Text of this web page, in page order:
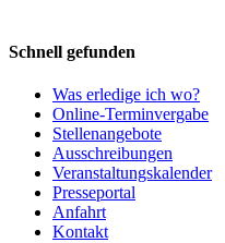
Schnell gefunden
Was erledige ich wo?
Online-Terminvergabe
Stellenangebote
Ausschreibungen
Veranstaltungskalender
Presseportal
Anfahrt
Kontakt